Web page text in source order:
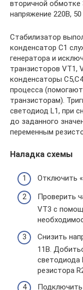
вторичной обмотке
напряжение 220В, 50
Стабилизатор
конденсатор С1
генератора и
транзисторов VT1,
конденсаторы
процесса
транзисторам).
светодиод L1, при
до заданного
переменным
Наладка схемы
Отключить
Проверить
VT3 с
Снизить
11В.
светодиода
резистора
Подключить